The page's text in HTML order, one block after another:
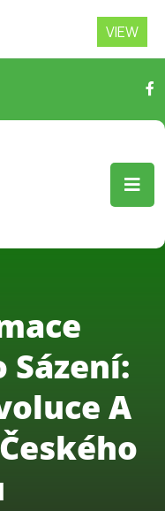
A
VIEW